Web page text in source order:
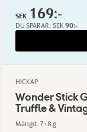
SEK 169:-
DU SPARAR: SEK 90:-
HICKAP
Wonder Stick
Truffle &
Mängd: 7+8 g